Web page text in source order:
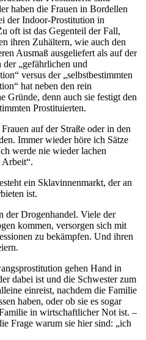
haben die Frauen in Bordellen
der Indoor-Prostitution in
oft ist das Gegenteil der Fall,
ihren Zuhältern, wie auch den
Ausmaß ausgeliefert als auf der
„gefährlichen und
versus der „selbstbestimmten
hat neben den rein
Gründe, denn auch sie festigt den
Prostituierten.
auf der Straße oder in den
Immer wieder höre ich Sätze
werde nie wieder lachen
Arbeit“.
ein Sklavinnenmarkt, der an
ist.
der Drogenhandel. Viele der
kommen, versorgen sich mit
zu bekämpfen. Und ihren
gehen Hand in
dabei ist und die Schwester zum
einreist, nachdem die Familie
haben, oder ob sie es sogar
in wirtschaftlicher Not ist. –
Frage warum sie hier sind: „ich